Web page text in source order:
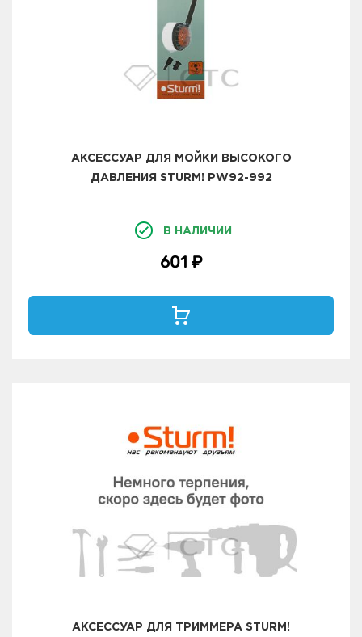
АКСЕССУАР ДЛЯ МОЙКИ ВЫСОКОГО
ДАВЛЕНИЯ STURM! PW92-992
В НАЛИЧИИ
601 ₽
АКСЕССУАР ДЛЯ ТРИММЕРА STURM!